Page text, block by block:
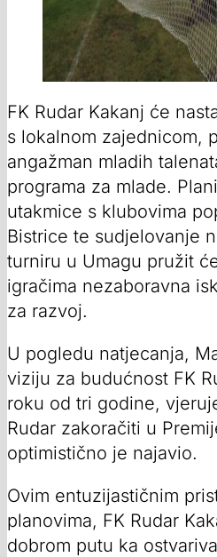
FK Rudar Kakanj će
s lokalnom zajednicom,
angažman mladih
programa za mlade.
utakmice s klubovima
Bistrice te sudjelovanje
turniru u Umagu pružit
igračima nezaboravna
za razvoj.
U pogledu natjecanja,
viziju za budućnost FK
roku od tri godine,
Rudar zakoračiti u
optimistično je najavio.
Ovim entuzijastičnim
planovima, FK Rudar
dobrom putu ka